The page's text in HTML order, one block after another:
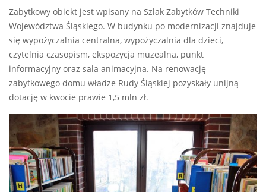
Zabytkowy obiekt jest wpisany na Szlak Zabytków Techniki
Województwa Śląskiego. W budynku po modernizacji znajduje
się wypożyczalnia centralna, wypożyczalnia dla dzieci,
czytelnia czasopism, ekspozycja muzealna, punkt
informacyjny oraz sala animacyjna. Na renowację
zabytkowego domu władze Rudy Śląskiej pozyskały unijną
dotację w kwocie prawie 1,5 mln zł.